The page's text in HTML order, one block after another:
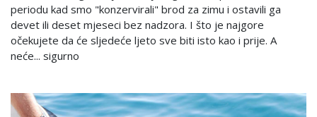
periodu kad smo "konzervirali" brod za zimu i ostavili ga
devet ili deset mjeseci bez nadzora. I što je najgore
očekujete da će sljedeće ljeto sve biti isto kao i prije. A
neće... sigurno